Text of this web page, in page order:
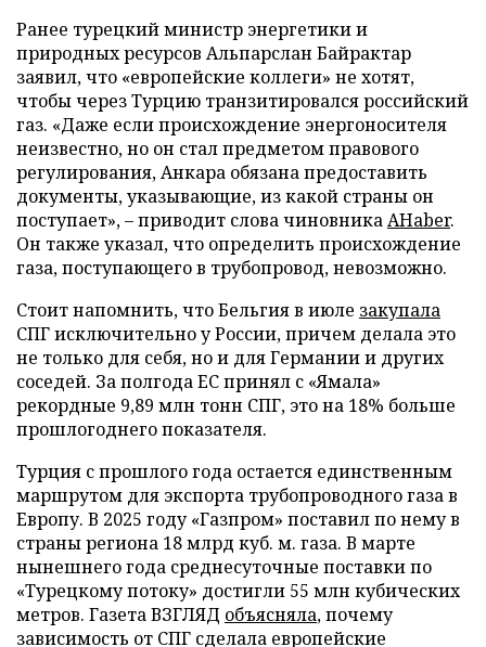
Ранее турецкий министр энергетики и
природных ресурсов Альпарслан Байрактар
заявил, что «европейские коллеги» не хотят,
чтобы через Турцию транзитировался российский
газ. «Даже если происхождение энергоносителя
неизвестно, но он стал предметом правового
регулирования, Анкара обязана предоставить
документы, указывающие, из какой страны он
поступает», – приводит слова чиновникаAHaber.
Он также указал, что определить происхождение
газа, поступающего в трубопровод, невозможно.
Стоит напомнить, что Бельгия в июле закупала
СПГ исключительно у России, причем делала это
не только для себя, но и для Германии и других
соседей. За полгода ЕС принял с «Ямала»
рекордные 9,89 млн тонн СПГ, это на 18% больше
прошлогоднего показателя.
Турция с прошлого года остается единственным
маршрутом для экспорта трубопроводного газа в
Европу. В 2025 году «Газпром» поставил по нему в
страны региона 18 млрд куб. м. газа. В марте
нынешнего года среднесуточные поставки по
«Турецкому потоку» достигли 55 млн кубических
метров. Газета ВЗГЛЯД объясняла, почему
зависимость от СПГ сделала европейские